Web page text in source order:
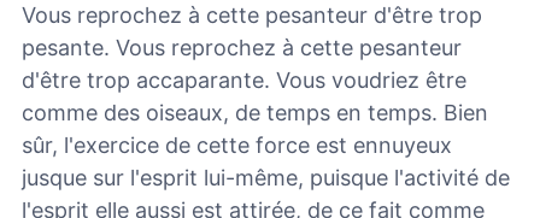
Vous reprochez à cette pesanteur d'être trop
pesante. Vous reprochez à cette pesanteur
d'être trop accaparante. Vous voudriez être
comme des oiseaux, de temps en temps. Bien
sûr, l'exercice de cette force est ennuyeux
jusque sur l'esprit lui-même, puisque l'activité de
l'esprit elle aussi est attirée, de ce fait comme